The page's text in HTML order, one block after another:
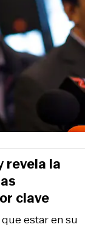
estar en su
revela la
clave